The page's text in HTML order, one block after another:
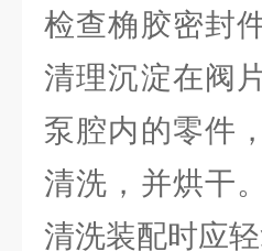
检查桷胶密封
清理沉淀在阀
泵腔内的零件
清洗，并烘干
清洗装配时应